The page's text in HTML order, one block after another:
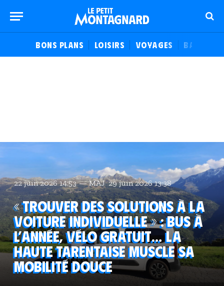
BONS PLANS LOISIRS VOYAGES BALADES
22 juin 2026 14:53 MAJ 29 juin 2026 13:38
« Trouver des solutions à la
voiture individuelle » : Bus à
l’année, vélo gratuit… La
Haute Tarentaise muscle sa
mobilité douce